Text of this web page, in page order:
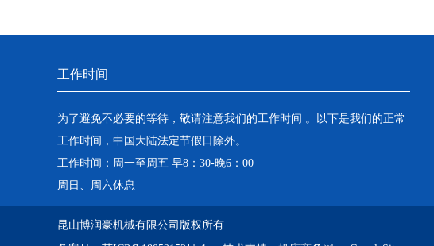
工作时间
为了避免不必要的等待，敬请注意我们的工作时间 。以下是我们的正常
工作时间，中国大陆法定节假日除外。
工作时间：周一至周五 早8：30-晚6：00
周日、周六休息
昆山博润豪机械有限公司版权所有